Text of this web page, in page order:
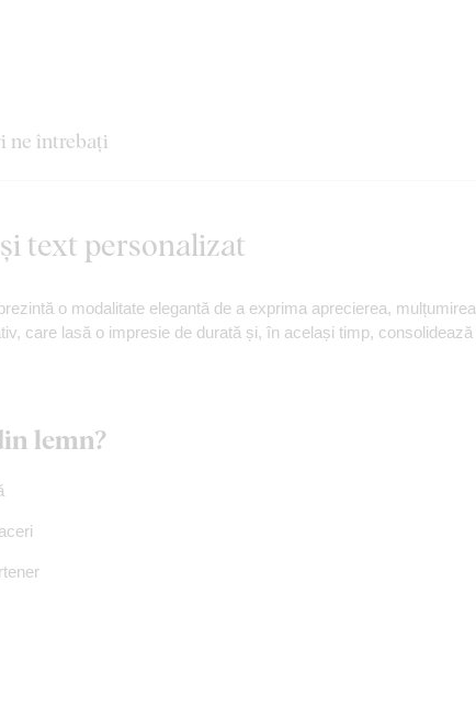
ne întrebați
text personalizat
o modalitate elegantă de a exprima aprecierea, mulțumirea
care lasă o impresie de durată și, în același timp, consolidează
lemn?